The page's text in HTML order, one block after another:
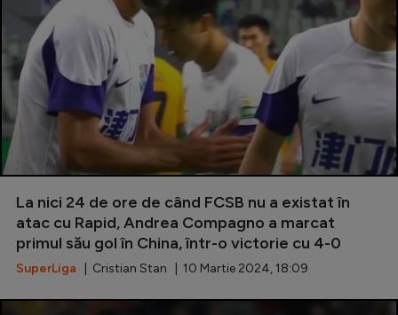
La nici 24 de ore de când FCSB nu a existat în
atac cu Rapid, Andrea Compagno a marcat
primul său gol în China, într-o victorie cu 4-0
SuperLiga | Cristian Stan | 10 Martie 2024, 18:09